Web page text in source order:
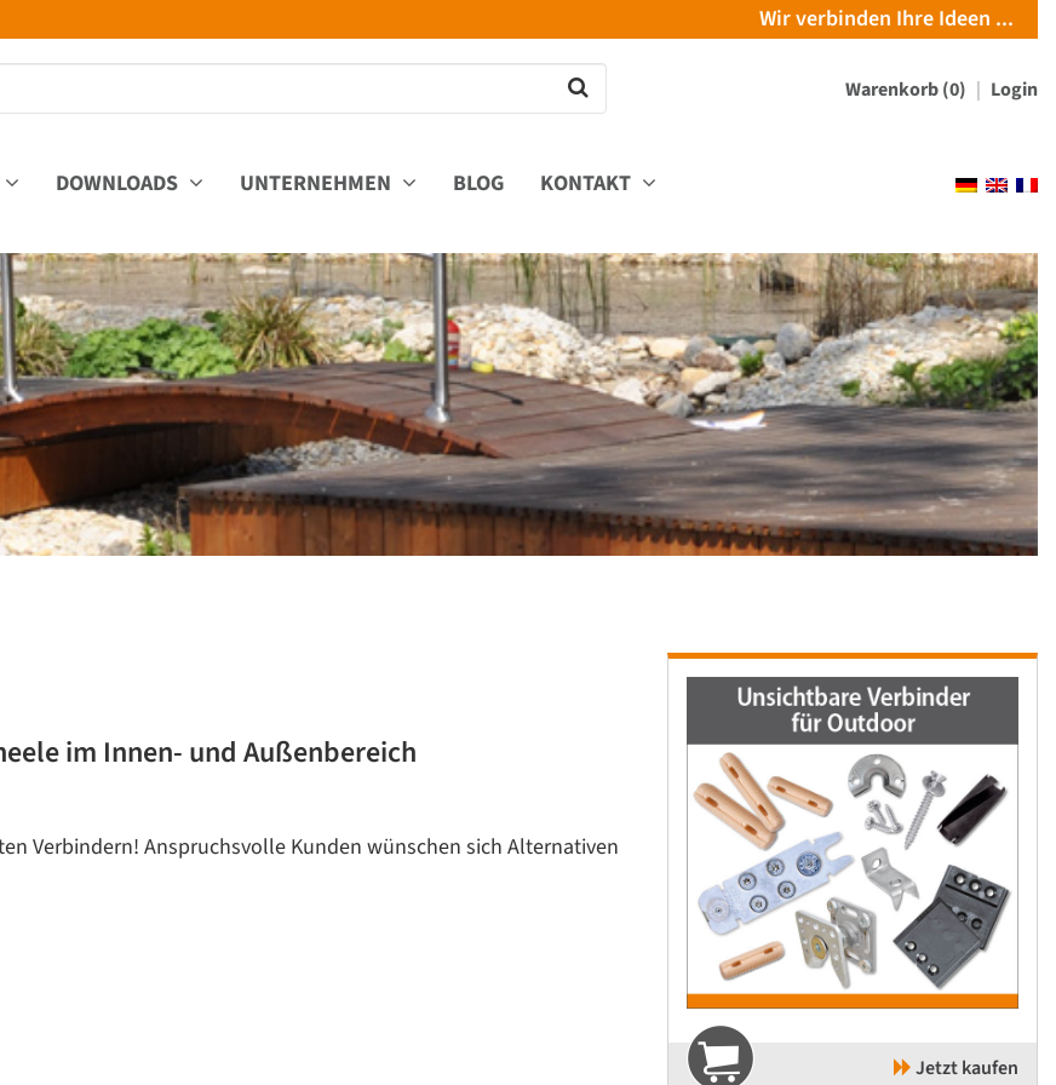
Wir verbinden Ihre Ideen ...
Warenkorb (0) Login
DOWNLOADS UNTERNEHMEN BLOG KONTAKT
im Innen- und Außenbereich
Verbindern! Anspruchsvolle Kunden wünschen sich Alternativen
Jetzt kaufen